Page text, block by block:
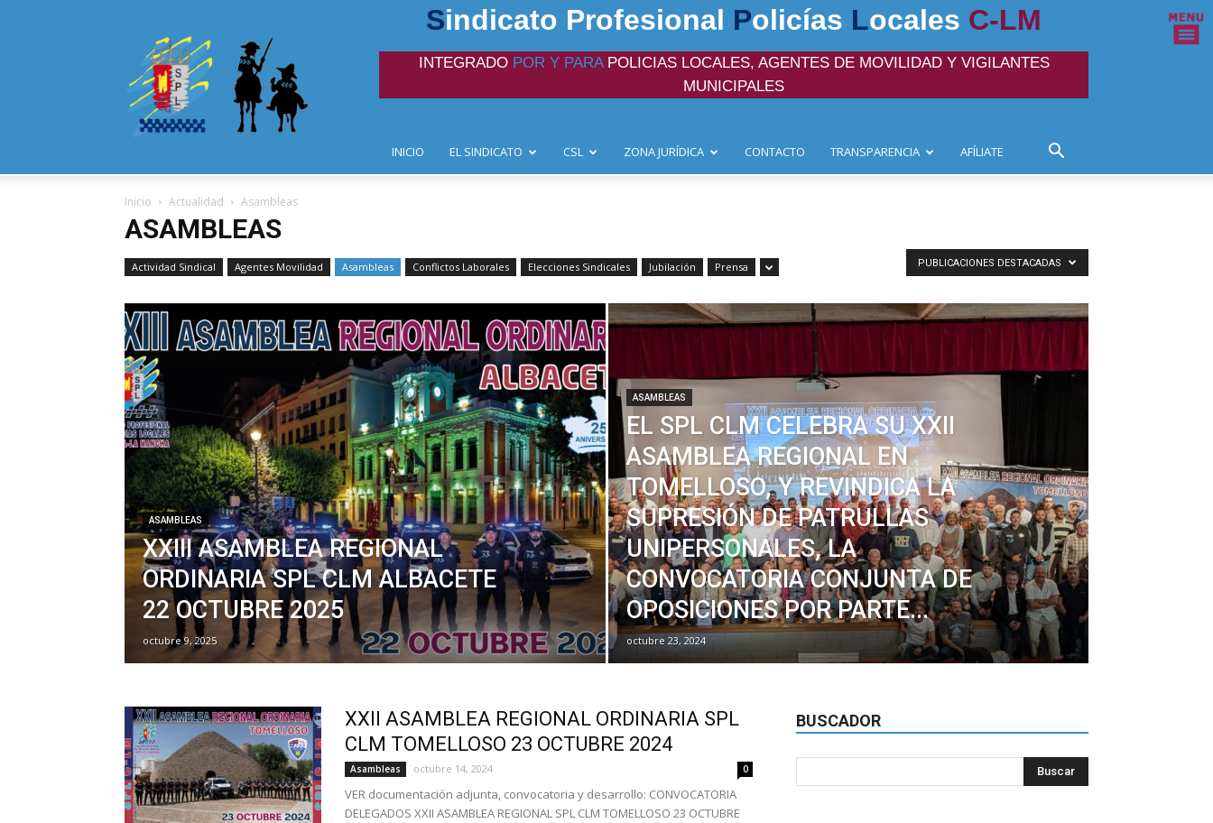
Sindicato Profesional Policías Locales C-LM
INTEGRADO POR Y PARAPOLICIAS LOCALES, AGENTES DE MOVILIDAD Y VIGILANTES
MUNICIPALES
INICIO EL SINDICATO CSL ZONA JURÍDICA CONTACTO TRANSPARENCIA AFÍLIATE
Inicio Actualidad Asambleas
ASAMBLEAS
Actividad Sindical Agentes Movilidad Asambleas Conflictos Laborales Elecciones Sindicales Jubilación Prensa PUBLICACIONES DESTACADAS
ASAMBLEAS
XXIII ASAMBLEA REGIONAL
ORDINARIA SPL CLM ALBACETE
22 OCTUBRE 2025
octubre 9, 2025
ASAMBLEAS
EL SPL CLM CELEBRA SU XXII
ASAMBLEA REGIONAL EN
TOMELLOSO, Y REVINDICA LA
SUPRESIÓN DE PATRULLAS
UNIPERSONALES, LA
CONVOCATORIA CONJUNTA DE
OPOSICIONES POR PARTE...
octubre 23, 2024
XXII ASAMBLEA REGIONAL ORDINARIA SPL
CLM TOMELLOSO 23 OCTUBRE 2024
Asambleas octubre 14, 2024 0
VER documentación adjunta, convocatoria y desarrollo: CONVOCATORIA
DELEGADOS XXII ASAMBLEA REGIONAL SPL CLM TOMELLOSO 23 OCTUBRE
BUSCADOR